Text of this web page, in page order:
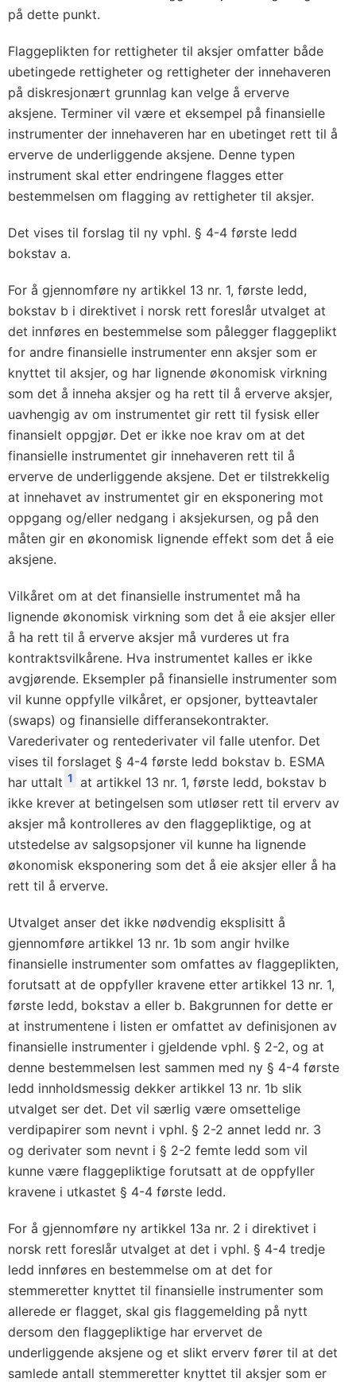
på dette punkt.
Flaggeplikten for rettigheter til aksjer omfatter både
ubetingede rettigheter og rettigheter der innehaveren
på diskresjonært grunnlag kan velge å erverve
aksjene. Terminer vil være et eksempel på finansielle
instrumenter der innehaveren har en ubetinget rett til å
erverve de underliggende aksjene. Denne typen
instrument skal etter endringene flagges etter
bestemmelsen om flagging av rettigheter til aksjer.
Det vises til forslag til ny vphl. § 4-4 første ledd
bokstav a.
For å gjennomføre ny artikkel 13 nr. 1, første ledd,
bokstav b i direktivet i norsk rett foreslår utvalget at
det innføres en bestemmelse som pålegger flaggeplikt
for andre finansielle instrumenter enn aksjer som er
knyttet til aksjer, og har lignende økonomisk virkning
som det å inneha aksjer og ha rett til å erverve aksjer,
uavhengig av om instrumentet gir rett til fysisk eller
finansielt oppgjør. Det er ikke noe krav om at det
finansielle instrumentet gir innehaveren rett til å
erverve de underliggende aksjene. Det er tilstrekkelig
at innehavet av instrumentet gir en eksponering mot
oppgang og/eller nedgang i aksjekursen, og på den
måten gir en økonomisk lignende effekt som det å eie
aksjene.
Vilkåret om at det finansielle instrumentet må ha
lignende økonomisk virkning som det å eie aksjer eller
å ha rett til å erverve aksjer må vurderes ut fra
kontraktsvilkårene. Hva instrumentet kalles er ikke
avgjørende. Eksempler på finansielle instrumenter som
vil kunne oppfylle vilkåret, er opsjoner, bytteavtaler
(swaps) og finansielle differansekontrakter.
Varederivater og rentederivater vil falle utenfor. Det
vises til forslaget § 4-4 første ledd bokstav b. ESMA
har uttalt 1 at artikkel 13 nr. 1, første ledd, bokstav b
ikke krever at betingelsen som utløser rett til erverv av
aksjer må kontrolleres av den flaggepliktige, og at
utstedelse av salgsopsjoner vil kunne ha lignende
økonomisk eksponering som det å eie aksjer eller å ha
rett til å erverve.
Utvalget anser det ikke nødvendig eksplisitt å
gjennomføre artikkel 13 nr. 1b som angir hvilke
finansielle instrumenter som omfattes av flaggeplikten,
forutsatt at de oppfyller kravene etter artikkel 13 nr. 1,
første ledd, bokstav a eller b. Bakgrunnen for dette er
at instrumentene i listen er omfattet av definisjonen av
finansielle instrumenter i gjeldende vphl. § 2-2, og at
denne bestemmelsen lest sammen med ny § 4-4 første
ledd innholdsmessig dekker artikkel 13 nr. 1b slik
utvalget ser det. Det vil særlig være omsettelige
verdipapirer som nevnt i vphl. § 2-2 annet ledd nr. 3
og derivater som nevnt i § 2-2 femte ledd som vil
kunne være flaggepliktige forutsatt at de oppfyller
kravene i utkastet § 4-4 første ledd.
For å gjennomføre ny artikkel 13a nr. 2 i direktivet i
norsk rett foreslår utvalget at det i vphl. § 4-4 tredje
ledd innføres en bestemmelse om at det for
stemmeretter knyttet til finansielle instrumenter som
allerede er flagget, skal gis flaggemelding på nytt
dersom den flaggepliktige har ervervet de
underliggende aksjene og et slikt erverv fører til at det
samlede antall stemmeretter knyttet til aksjer som er